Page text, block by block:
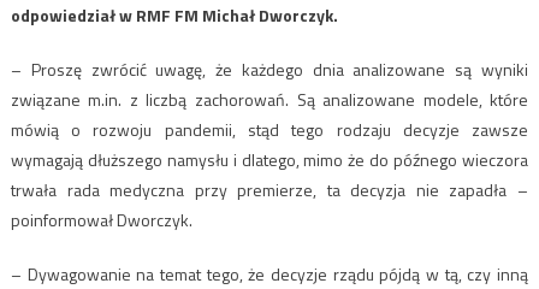
odpowiedział w RMF FM Michał Dworczyk.
– Proszę zwrócić uwagę, że każdego dnia analizowane są wyniki
związane m.in. z liczbą zachorowań. Są analizowane modele, które
mówią o rozwoju pandemii, stąd tego rodzaju decyzje zawsze
wymagają dłuższego namysłu i dlatego, mimo że do późnego wieczora
trwała rada medyczna przy premierze, ta decyzja nie zapadła –
poinformował Dworczyk.
– Dywagowanie na temat tego, że decyzje rządu pójdą w tą, czy inną